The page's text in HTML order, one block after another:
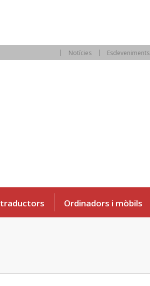
Notícies Esdeveniments
traductors Ordinadors i mòbils